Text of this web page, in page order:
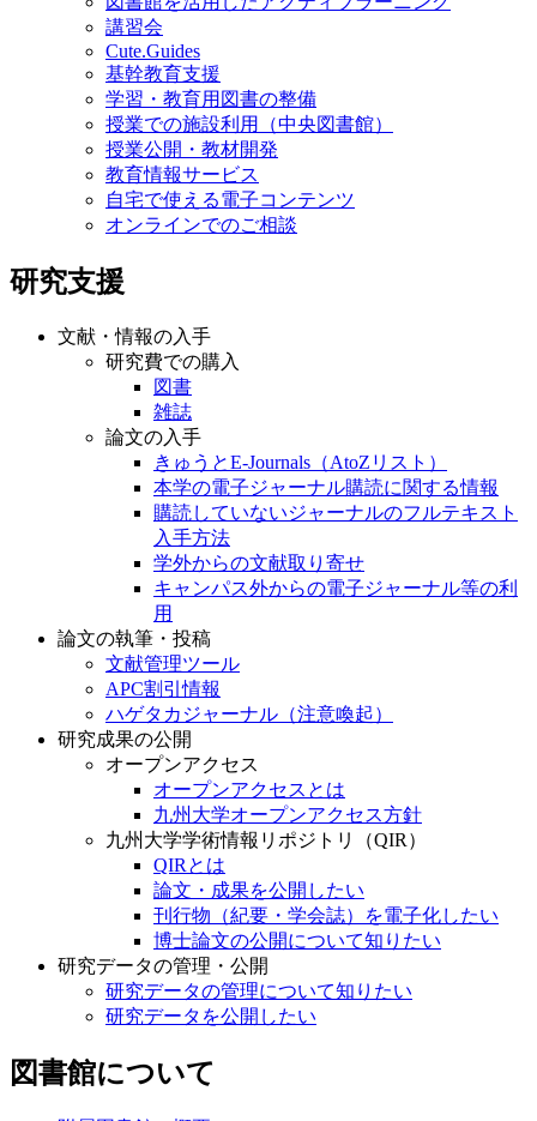
講習会
Cute.Guides
基幹教育支援
学習・教育用図書の整備
授業での施設利用（中央図書館）
授業公開・教材開発
教育情報サービス
自宅で使える電子コンテンツ
オンラインでのご相談
研究支援
文献・情報の入手
研究費での購入
図書
雑誌
論文の入手
きゅうとE-Journals（AtoZリスト）
本学の電子ジャーナル購読に関する情報
購読していないジャーナルのフルテキスト
入手方法
学外からの文献取り寄せ
キャンパス外からの電子ジャーナル等の利
用
論文の執筆・投稿
文献管理ツール
APC割引情報
ハゲタカジャーナル（注意喚起）
研究成果の公開
オープンアクセス
オープンアクセスとは
九州大学オープンアクセス方針
九州大学学術情報リポジトリ（QIR）
QIRとは
論文・成果を公開したい
刊行物（紀要・学会誌）を電子化したい
博士論文の公開について知りたい
研究データの管理・公開
研究データの管理について知りたい
研究データを公開したい
図書館について